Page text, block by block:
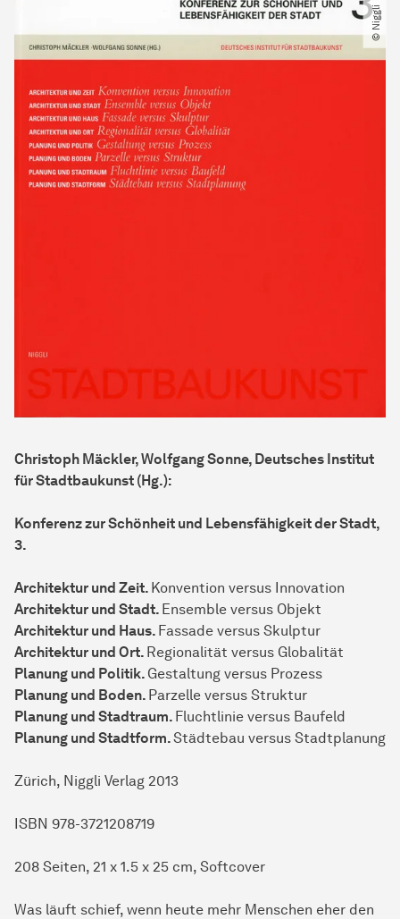
Christoph Mäckler, Wolfgang Sonne, Deutsches Institut
für Stadtbaukunst (Hg.):
Konferenz zur Schönheit und Lebensfähigkeit der Stadt,
3.
Architektur und Zeit. Konvention versus Innovation
Architektur und Stadt. Ensemble versus Objekt
Architektur und Haus. Fassade versus Skulptur
Architektur und Ort. Regionalität versus Globalität
Planung und Politik. Gestaltung versus Prozess
Planung und Boden. Parzelle versus Struktur
Planung und Stadtraum. Fluchtlinie versus Baufeld
Planung und Stadtform.Städtebau versus Stadtplanung
Zürich, Niggli Verlag 2013
ISBN 978-3721208719
208 Seiten, 21 x 1.5 x 25 cm, Softcover
Was läuft schief, wenn heute mehr Menschen eher den
© Niggli